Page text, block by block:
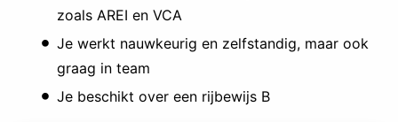
zoals AREI en VCA
Je werkt nauwkeurig en zelfstandig, maar ook
graag in team
Je beschikt over een rijbewijs B